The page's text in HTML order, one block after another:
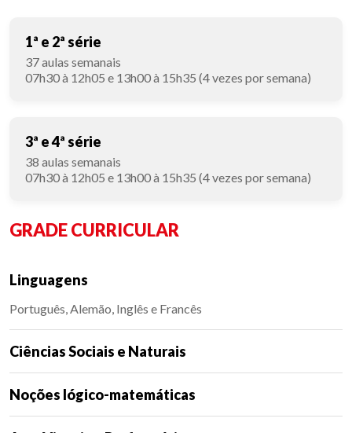
1ª e 2ª série
37 aulas semanais
07h30 à 12h05 e 13h00 à 15h35 (4 vezes por semana)
3ª e 4ª série
38 aulas semanais
07h30 à 12h05 e 13h00 à 15h35 (4 vezes por semana)
GRADE CURRICULAR
Linguagens
Português, Alemão, Inglês e Francês
Ciências Sociais e Naturais
Noções lógico-matemáticas